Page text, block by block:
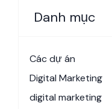
Danh mục
Các dự án
Digital Marketing
digital marketing